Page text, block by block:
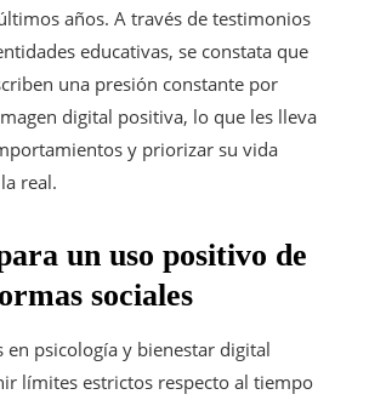
años. A través de testimonios
educativas, se constata que
una presión constante por
digital positiva, lo que les lleva
y priorizar su vida
real.
un uso positivo de
sociales
en psicología y bienestar digital
límites estrictos respecto al tiempo